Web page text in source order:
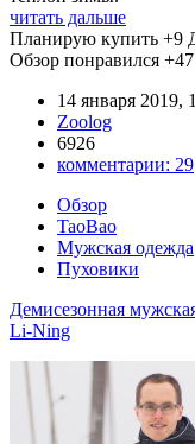
читать дальше
Планирую купить +9
Обзор понравился +47
14 января 2019,
Zoolog
6926
комментарии: 29
Обзор
TaoBao
Мужская одежда
Пуховики
Демисезонная
Li-Ning